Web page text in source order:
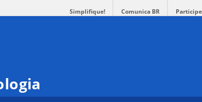
Simplifique! Comunica BR Participe